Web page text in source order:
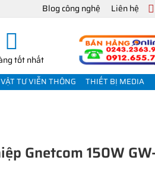
Blog công nghệ Liên hệ
tốt nhất
VẬT TƯ VIỄN THÔNG THIẾT BỊ MEDIA
Gnetcom 150W